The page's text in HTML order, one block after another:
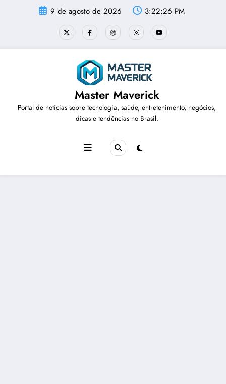
9 de agosto de 2026 3:22:26 PM
Master Maverick
Portal de notícias sobre tecnologia, saúde, entretenimento, negócios,
dicas e tendências no Brasil.